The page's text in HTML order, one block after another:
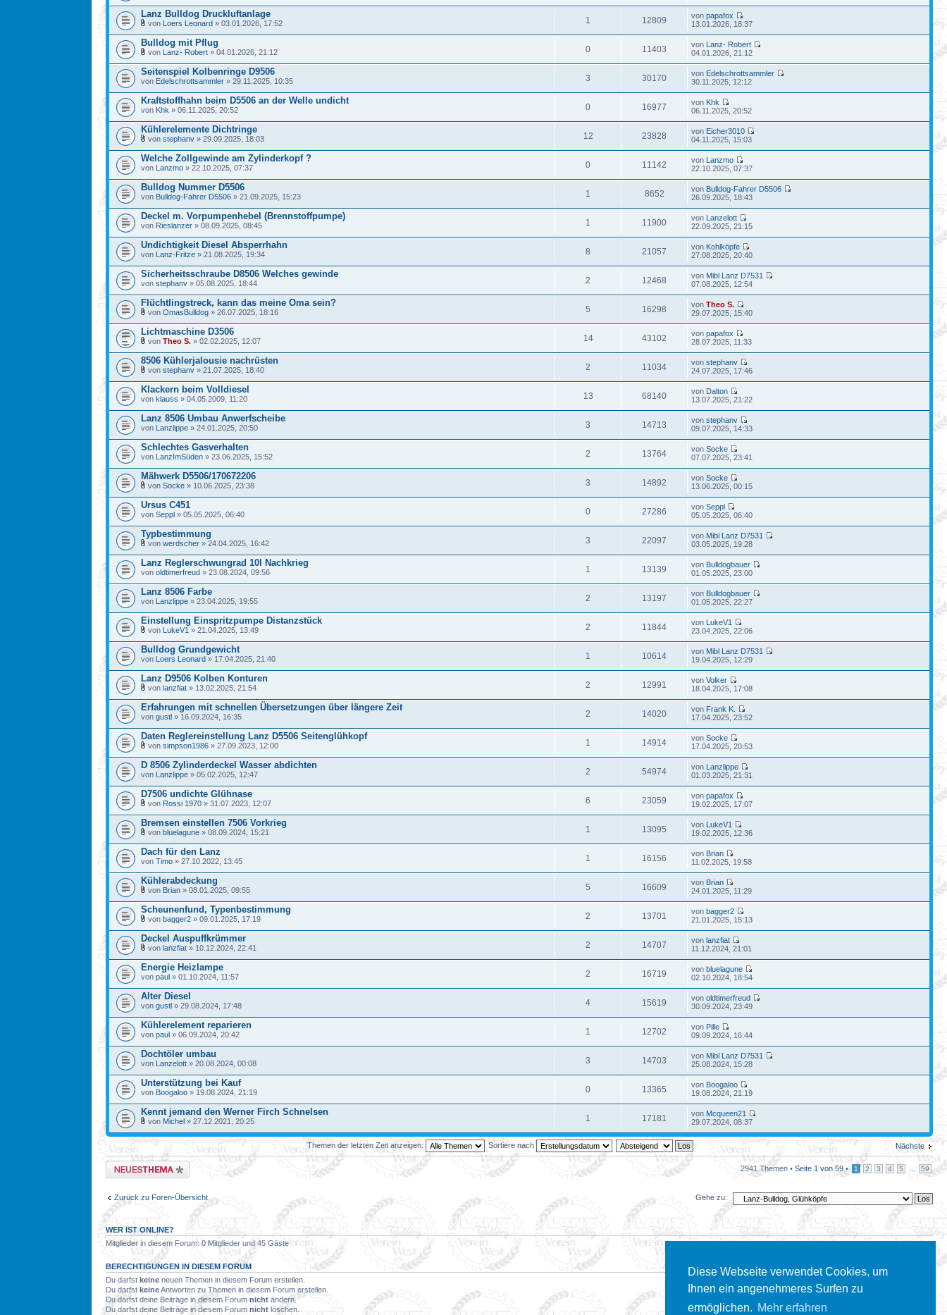
Diese Webseite verwendet Cookies, um
Ihnen ein angenehmeres Surfen zu
ermöglichen. Mehr erfahren
Lanz Bulldog Druckluftanlage
von Loers Leonard » 03.01.2026, 17:52 1 12809 vonpapafox
13.01.2026, 18:37
Bulldog mit Pflug
von Lanz- Robert » 04.01.2026, 21:12 0 11403 von Lanz- Robert
04.01.2026, 21:12
Seitenspiel Kolbenringe D9506
von Edelschrottsammler » 29.11.2025, 10:35 3 30170 von Edelschrottsammler
30.11.2025, 12:12
Kraftstoffhahn beim D5506 an der Welle undicht
von Khk » 06.11.2025, 20:52 0 16977 von Khk
06.11.2025, 20:52
Kühlerelemente Dichtringe
von stephanv » 29.09.2025, 18:03 12 23828 von Eicher3010
04.11.2025, 15:03
Welche Zollgewinde am Zylinderkopf ?
von Lanzmo » 22.10.2025, 07:37 0 11142 von Lanzmo
22.10.2025, 07:37
Bulldog Nummer D5506
von Bulldog-Fahrer D5506 » 21.09.2025, 15:23 1 8652 von Bulldog-Fahrer D5506
26.09.2025, 18:43
Deckel m. Vorpumpenhebel (Brennstoffpumpe)
von Rieslanzer » 08.09.2025, 08:45 1 11900 von Lanzelott
22.09.2025, 21:15
Undichtigkeit Diesel Absperrhahn
von Lanz-Fritze » 21.08.2025, 19:34 8 21057 von Kohlköpfe
27.08.2025, 20:40
Sicherheitsschraube D8506 Welches gewinde
von stephanv » 05.08.2025, 18:44 2 12468 von Mibl Lanz D7531
07.08.2025, 12:54
Flüchtlingstreck, kann das meine Oma sein?
von OmasBulldog » 26.07.2025, 18:16 5 16298 vonTheo S.
29.07.2025, 15:40
Lichtmaschine D3506
von Theo S. » 02.02.2025, 12:07 14 43102 vonpapafox
28.07.2025, 11:33
8506 Kühlerjalousie nachrüsten
von stephanv » 21.07.2025, 18:40 2 11034 vonstephanv
24.07.2025, 17:46
Klackern beim Volldiesel
von klauss » 04.05.2009, 11:20 13 68140 von Dalton
13.07.2025, 21:22
Lanz 8506 Umbau Anwerfscheibe
von Lanzlippe » 24.01.2025, 20:50 3 14713 vonstephanv
09.07.2025, 14:33
Schlechtes Gasverhalten
von LanzImSüden » 23.06.2025, 15:52 2 13764 vonSocke
07.07.2025, 23:41
Mähwerk D5506/170672206
von Socke » 10.06.2025, 23:38 3 14892 vonSocke
13.06.2025, 00:15
Ursus C451
von Seppl » 05.05.2025, 06:40 0 27286 vonSeppl
05.05.2025, 06:40
Typbestimmung
von werdscher » 24.04.2025, 16:42 3 22097 von Mibl Lanz D7531
03.05.2025, 19:28
Lanz Reglerschwungrad 10l Nachkrieg
von oldtimerfreud » 23.08.2024, 09:56 1 13139 von Bulldogbauer
01.05.2025, 23:00
Lanz 8506 Farbe
von Lanzlippe » 23.04.2025, 19:55 2 13197 von Bulldogbauer
01.05.2025, 22:27
Einstellung Einspritzpumpe Distanzstück
von LukeV1 » 21.04.2025, 13:49 2 11844 von LukeV1
23.04.2025, 22:06
Bulldog Grundgewicht
von Loers Leonard » 17.04.2025, 21:40 1 10614 von Mibl Lanz D7531
19.04.2025, 12:29
Lanz D9506 Kolben Konturen
von lanzfiat » 13.02.2025, 21:54 2 12991 vonVolker
18.04.2025, 17:08
Erfahrungen mit schnellen Übersetzungen über längere Zeit
von gustl » 16.09.2024, 16:35 2 14020 von Frank K.
17.04.2025, 23:52
Daten Reglereinstellung Lanz D5506 Seitenglühkopf
von simpson1986 » 27.09.2023, 12:00 1 14914 vonSocke
17.04.2025, 20:53
D 8506 Zylinderdeckel Wasser abdichten
von Lanzlippe » 05.02.2025, 12:47 2 54974 von Lanzlippe
01.03.2025, 21:31
D7506 undichte Glühnase
von Rossi 1970 » 31.07.2023, 12:07 6 23059 vonpapafox
19.02.2025, 17:07
Bremsen einstellen 7506 Vorkrieg
von bluelagune » 08.09.2024, 15:21 1 13095 von LukeV1
19.02.2025, 12:36
Dach für den Lanz
von Timo » 27.10.2022, 13:45 1 16156 von Brian
11.02.2025, 19:58
Kühlerabdeckung
von Brian » 08.01.2025, 09:55 5 16609 von Brian
24.01.2025, 11:29
Scheunenfund, Typenbestimmung
von bagger2 » 09.01.2025, 17:19 2 13701 vonbagger2
21.01.2025, 15:13
Deckel Auspuffkrümmer
von lanzfiat » 10.12.2024, 22:41 2 14707 vonlanzfiat
11.12.2024, 21:01
Energie Heizlampe
von paul » 01.10.2024, 11:57 2 16719 vonbluelagune
02.10.2024, 18:54
Alter Diesel
von gustl » 29.08.2024, 17:48 4 15619 vonoldtimerfreud
30.09.2024, 23:49
Kühlerelement reparieren
von paul » 06.09.2024, 20:42 1 12702 von Pille
09.09.2024, 16:44
Dochtöler umbau
von Lanzelott » 20.08.2024, 00:08 3 14703 von Mibl Lanz D7531
25.08.2024, 15:28
Unterstützung bei Kauf
von Boogaloo » 19.08.2024, 21:19 0 13365 von Boogaloo
19.08.2024, 21:19
Kennt jemand den Werner Firch Schnelsen
von Michel » 27.12.2021, 20:25 1 17181 von Mcqueen21
29.07.2024, 08:37
Nächste
Themen der letzten Zeit anzeigen: Sortiere nach
Neues Thema erstellen 2941 Themen • Seite 1 von 59 • 1 2 3 4 5 59
Zurück zu Foren-Übersicht Gehe zu:
WER IST ONLINE?
Mitglieder in diesem Forum: 0 Mitglieder und 45 Gäste
BERECHTIGUNGEN IN DIESEM FORUM
Du darfst keine neuen Themen in diesem Forum erstellen.
Du darfst keineAntworten zu Themen in diesem Forum erstellen.
Du darfst deine Beiträge in diesem Forum nicht ändern.
Du darfst deine Beiträge in diesem Forum nicht löschen.